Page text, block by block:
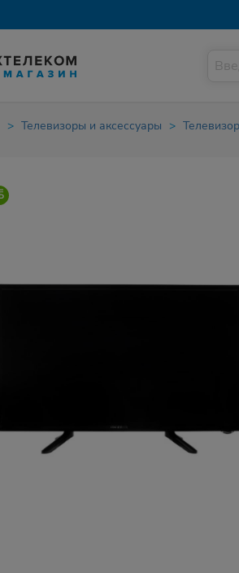
Телевизоры и аксессуары